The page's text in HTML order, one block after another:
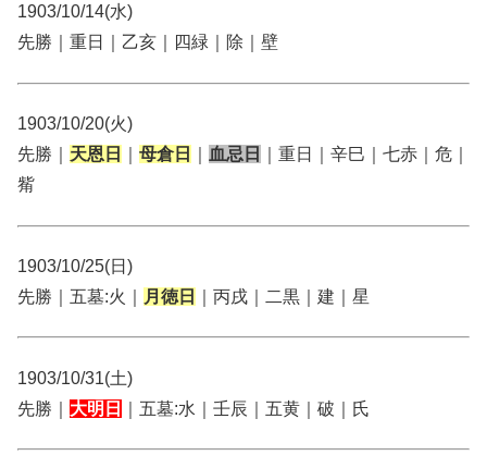
1903/10/14(水)
先勝｜重日｜乙亥｜四緑｜除｜壁
1903/10/20(火)
先勝｜ 天恩日 母倉日 血忌日
｜重日｜辛巳｜七赤｜危｜
觜
1903/10/25(日)
先勝｜五墓:火｜
月徳日 ｜丙戌｜二黒｜建｜星
1903/10/31(土)
先勝｜ 大明日 ｜五墓:水｜壬辰｜五黄｜破｜氏